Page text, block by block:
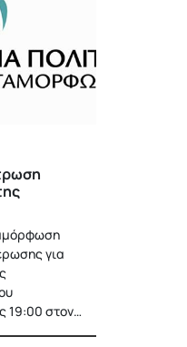
για
19:00 στον…